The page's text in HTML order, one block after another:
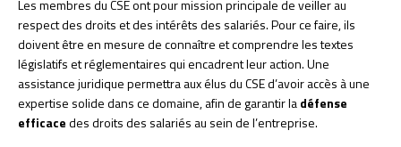
Les membres du CSE ont pour mission principale de veiller au
respect des droits et des intérêts des salariés. Pour ce faire, ils
doivent être en mesure de connaître et comprendre les textes
législatifs et réglementaires qui encadrent leur action. Une
assistance juridique permettra aux élus du CSE d’avoir accès à une
expertise solide dans ce domaine, afin de garantir ladéfense
efficacedes droits des salariés au sein de l’entreprise.